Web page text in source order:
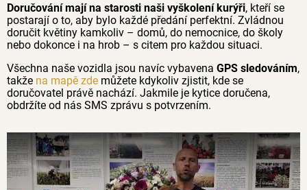
Doručování mají na starosti naši vyškolení kurýři, kteří se
postarají o to, aby bylo každé předání perfektní. Zvládnou
doručit květiny kamkoliv – domů, do nemocnice, do školy
nebo dokonce i na hrob – s citem pro každou situaci.
Všechna naše vozidla jsou navíc vybavena GPS sledováním,
takže na mapě zde můžete kdykoliv zjistit, kde se
doručovatel právě nachází. Jakmile je kytice doručena,
obdržíte od nás SMS zprávu s potvrzením.